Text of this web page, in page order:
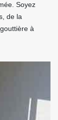
Soyez
de la
à